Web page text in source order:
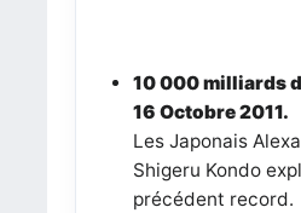
10 000 milliards
16 Octobre 2011.
Les Japonais
Shigeru Kondo
précédent record.